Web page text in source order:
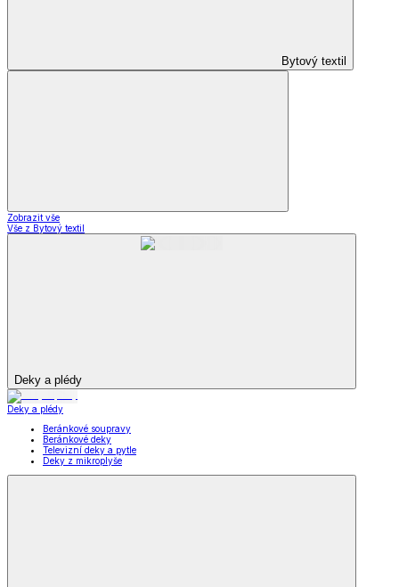
Bytový textil
Zobrazit vše
Vše z Bytový textil
Deky a plédy
Deky a plédy
Beránkové soupravy
Beránkové deky
Televizní deky a pytle
Deky z mikroplyše